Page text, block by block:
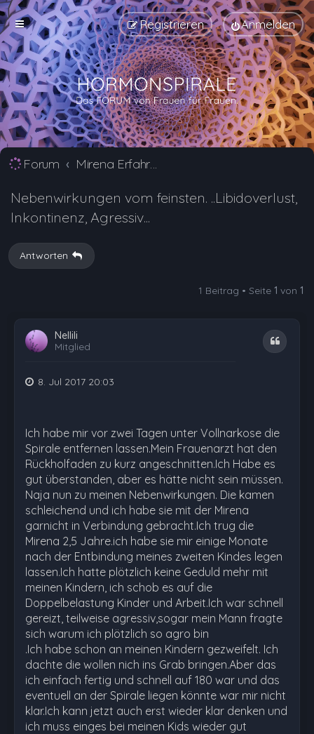
Anmelden
Registrieren
Forum Mirena Erfahrungsberichte und Nebenwirkungen
Nebenwirkungen vom feinsten. ..Libidoverlust,
Inkontinenz, Agressiv...
Antworten
1 Beitrag • Seite 1 von 1
Nellili
Mitglied
Zitat
8. Jul 2017 20:03
Ich habe mir vor zwei Tagen unter Vollnarkose die
Spirale entfernen lassen.Mein Frauenarzt hat den
Rückholfaden zu kurz angeschnitten.Ich Habe es
gut überstanden, aber es hätte nicht sein müssen.
Naja nun zu meinen Nebenwirkungen. Die kamen
schleichend und ich habe sie mit der Mirena
garnicht in Verbindung gebracht.Ich trug die
Mirena 2,5 Jahre.ich habe sie mir einige Monate
nach der Entbindung meines zweiten Kindes legen
lassen.Ich hatte plötzlich keine Geduld mehr mit
meinen Kindern, ich schob es auf die
Doppelbelastung Kinder und Arbeit.Ich war schnell
gereizt, teilweise agressiv,sogar mein Mann fragte
sich warum ich plötzlich so agro bin
.Ich habe schon an meinen Kindern gezweifelt. Ich
dachte die wollen nich ins Grab bringen.Aber das
ich einfach fertig und schnell auf 180 war und das
eventuell an der Spirale liegen könnte war mir nicht
klar.Ich kann jetzt auch erst wieder klar denken und
ich muss einges bei meinen Kids wieder gut